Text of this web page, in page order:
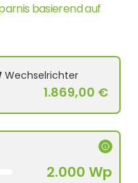
basierend auf
Wechselrichter
1.869,00 €
2.000 Wp